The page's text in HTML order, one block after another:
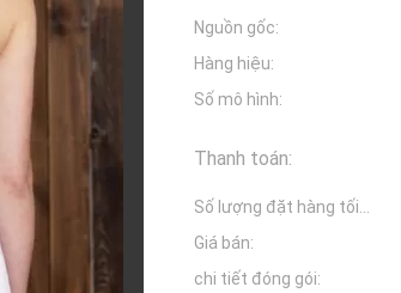
Nguồn gốc:
Hàng hiệu:
Số mô hình:
Thanh toán:
Số lượng đặt hàng tối
thiểu:
Giá bán:
chi tiết đóng gói: